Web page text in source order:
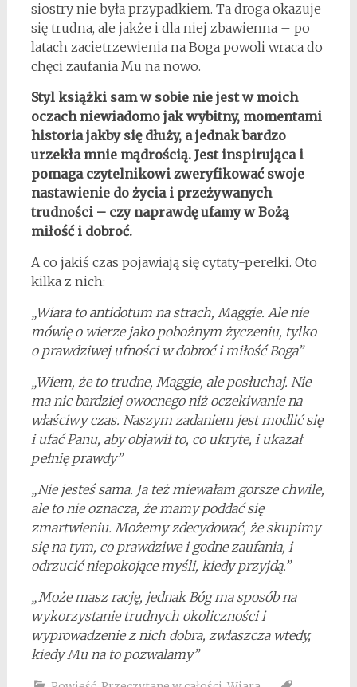
siostry nie była przypadkiem. Ta droga okazuje
się trudna, ale jakże i dla niej zbawienna – po
latach zacietrzewienia na Boga powoli wraca do
chęci zaufania Mu na nowo.
Styl książki sam w sobie nie jest w moich
oczach niewiadomo jak wybitny, momentami
historia jakby się dłuży, a jednak bardzo
urzekła mnie mądrością. Jest inspirująca i
pomaga czytelnikowi zweryfikować swoje
nastawienie do życia i przeżywanych
trudności – czy naprawdę ufamy w Bożą
miłość i dobroć.
A co jakiś czas pojawiają się cytaty-perełki. Oto
kilka z nich:
„Wiara to antidotum na strach, Maggie. Ale nie
mówię o wierze jako pobożnym życzeniu, tylko
o prawdziwej ufności w dobroć i miłość Boga”
„Wiem, że to trudne, Maggie, ale posłuchaj. Nie
ma nic bardziej owocnego niż oczekiwanie na
właściwy czas. Naszym zadaniem jest modlić się
i ufać Panu, aby objawił to, co ukryte, i ukazał
pełnię prawdy”
„Nie jesteś sama. Ja też miewałam gorsze chwile,
ale to nie oznacza, że mamy poddać się
zmartwieniu. Możemy zdecydować, że skupimy
się na tym, co prawdziwe i godne zaufania, i
odrzucić niepokojące myśli, kiedy przyjdą.”
„Może masz rację, jednak Bóg ma sposób na
wykorzystanie trudnych okoliczności i
wyprowadzenie z nich dobra, zwłaszcza wtedy,
kiedy Mu na to pozwalamy”